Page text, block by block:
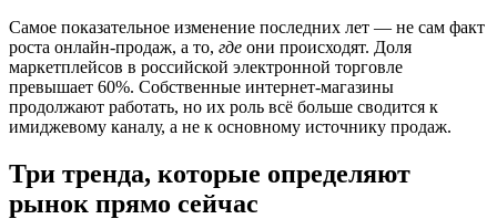
Самое показательное изменение последних лет — не сам факт
роста онлайн-продаж, а то, где они происходят. Доля
маркетплейсов в российской электронной торговле
превышает 60%. Собственные интернет-магазины
продолжают работать, но их роль всё больше сводится к
имиджевому каналу, а не к основному источнику продаж.
Три тренда, которые определяют
рынок прямо сейчас